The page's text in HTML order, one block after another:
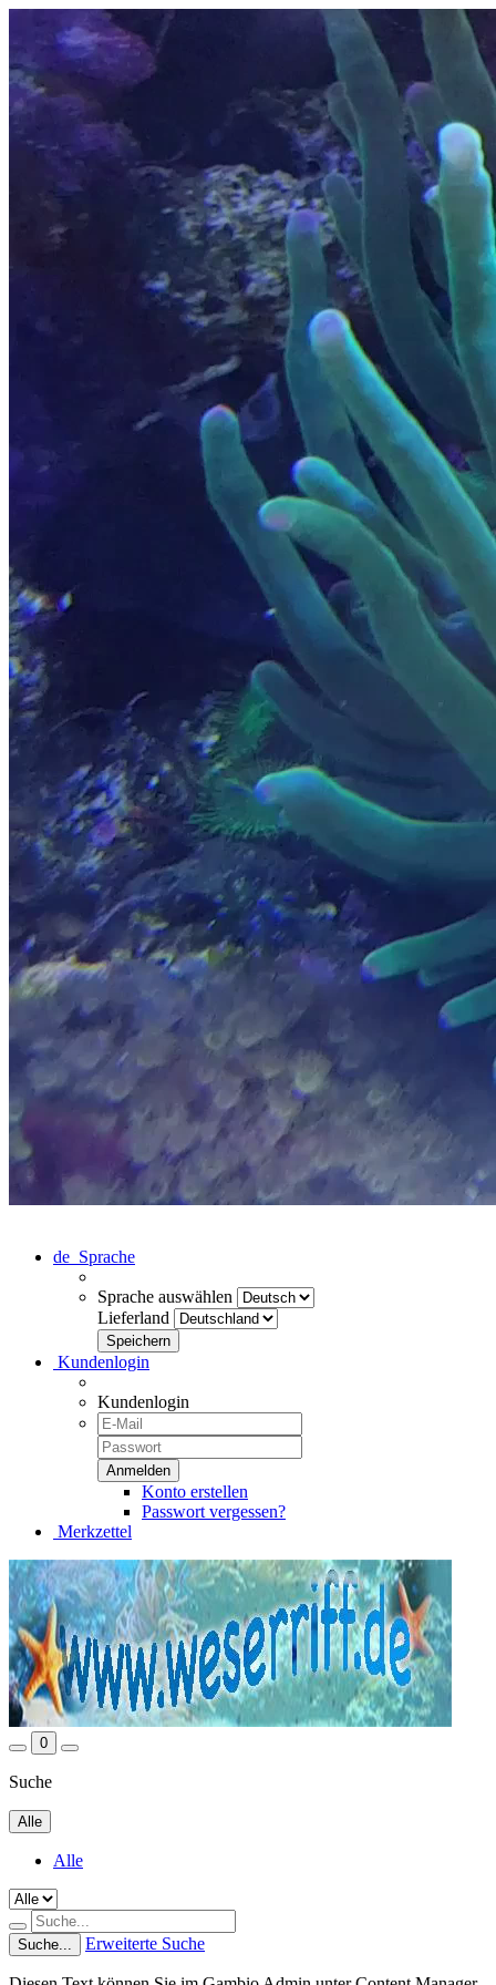
de Sprache
Sprache auswählen
Lieferland
Kundenlogin
Kundenlogin
Konto erstellen
Passwort vergessen?
Merkzettel
0
Suche
Alle
Alle
Suche... Erweiterte Suche